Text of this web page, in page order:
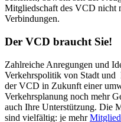
Mitgliedschaft des VCD nicht
Verbindungen.
Der VCD braucht Sie!
Zahlreiche Anregungen und
Verkehrspolitik von Stadt und
der VCD in Zukunft einer
Verkehrsplanung noch mehr
auch Ihre Unterstützung. Die
sind vielfältig: je mehr